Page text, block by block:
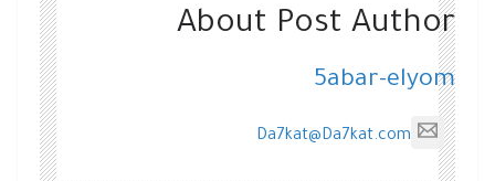
About Post Author
5abar-elyom
Da7kat@Da7kat.com